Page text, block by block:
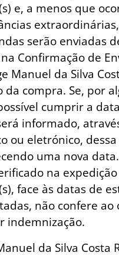
e, a menos que
serão enviadas
Confirmação de
Manuel da Silva
da compra. Se, por
cumprir a
informado,
ou eletrónico,
uma nova
na expedição
face às datas de
não confere
indemnização.
da Silva Costa